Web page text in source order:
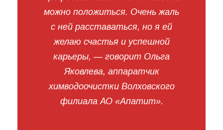
можно положиться. Очень жаль
с ней расставаться, но я ей
желаю счастья и успешной
карьеры, — говорит Ольга
Яковлева, аппаратчик
химводоочистки Волховского
филиала АО «Апатит».